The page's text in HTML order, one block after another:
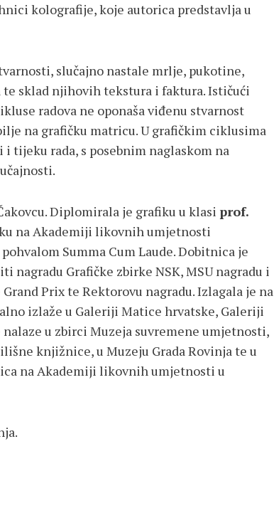
kolografije, koje autorica predstavlja u
slučajno nastale mrlje, pukotine,
sklad njihovih tekstura i faktura. Ističući
radova ne oponaša viđenu stvarnost
na grafičku matricu. U grafičkim ciklusima
tijeku rada, s posebnim naglaskom na
Diplomirala je grafiku u klasi prof.
na Akademiji likovnih umjetnosti
Summa Cum Laude. Dobitnica je
nagradu Grafičke zbirke NSK, MSU nagradu i
Prix te Rektorovu nagradu. Izlagala je na
izlaže u Galeriji Matice hrvatske, Galeriji
u zbirci Muzeja suvremene umjetnosti,
knjižnice, u Muzeju Grada Rovinja te u
na Akademiji likovnih umjetnosti u